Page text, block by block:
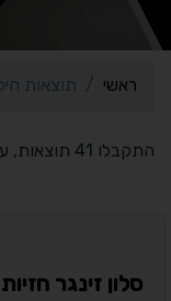
ראשי תוצאות
התקבלו 41 תוצאות, עמוד 1 מ-3 עמודים
סלון זינגר חזיות